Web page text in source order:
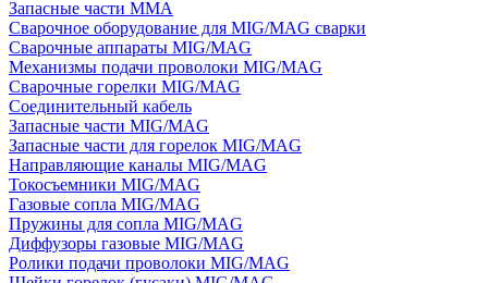
Запасные части MMA
Сварочное оборудование для MIG/MAG сварки
Сварочные аппараты MIG/MAG
Механизмы подачи проволоки MIG/MAG
Сварочные горелки MIG/MAG
Соединительный кабель
Запасные части MIG/MAG
Запасные части для горелок MIG/MAG
Направляющие каналы MIG/MAG
Токосъемники MIG/MAG
Газовые сопла MIG/MAG
Пружины для сопла MIG/MAG
Диффузоры газовые MIG/MAG
Ролики подачи проволоки MIG/MAG